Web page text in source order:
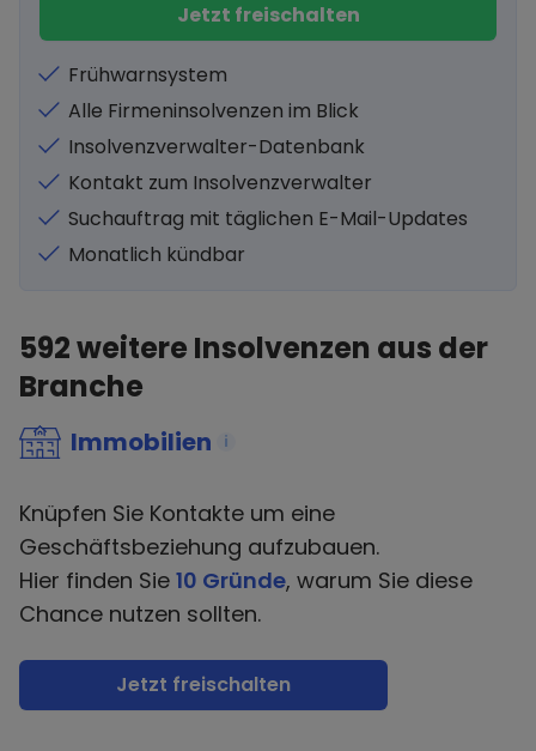
Jetzt freischalten
Frühwarnsystem
Alle Firmeninsolvenzen im Blick
Insolvenzverwalter-Datenbank
Kontakt zum Insolvenzverwalter
Suchauftrag mit täglichen E-Mail-Updates
Monatlich kündbar
592weitere Insolvenzen aus der
Branche
Immobilien i
Knüpfen Sie Kontakte um eine
Geschäftsbeziehung aufzubauen.
Hier finden Sie 10 Gründe, warum Sie diese
Chance nutzen sollten.
Jetzt freischalten